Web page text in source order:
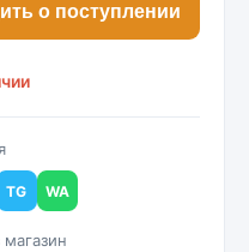
о поступлении
TG WA
магазин